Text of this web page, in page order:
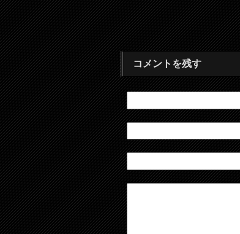
コメントを残す